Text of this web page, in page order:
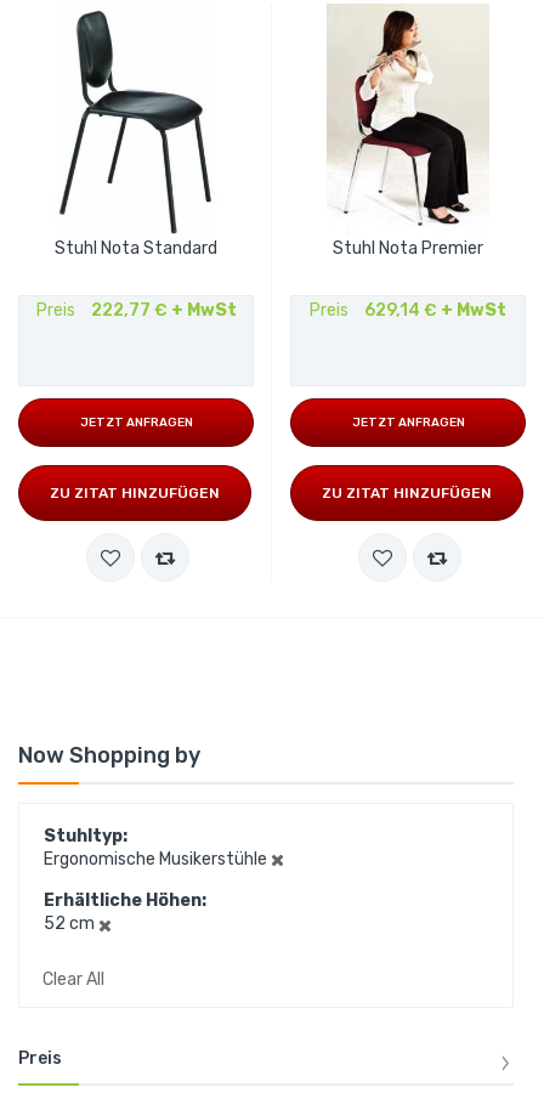
Now Shopping by
Stuhltyp
Ergonomische Musikerstühle
Erhältliche Höhen
52 cm
Clear All
Preis
Stuhl Nota Standard
Preis 222,77 € + MwSt
JETZT ANFRAGEN
ZU ZITAT HINZUFÜGEN
Stuhl Nota Premier
Preis 629,14 € + MwSt
JETZT ANFRAGEN
ZU ZITAT HINZUFÜGEN